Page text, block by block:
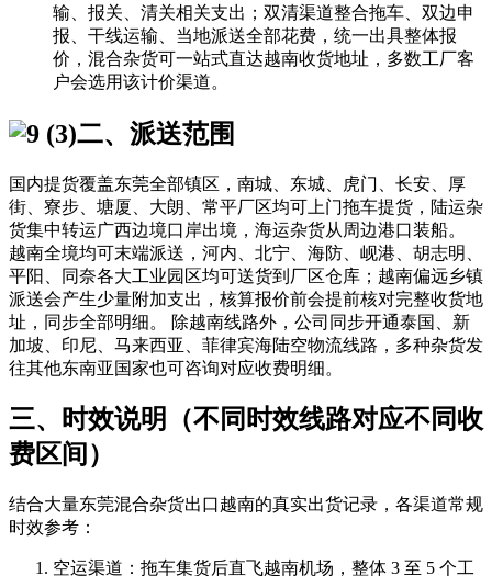
输、报关、清关相关支出；双清渠道整合拖车、双边申
报、干线运输、当地派送全部花费，统一出具整体报
价，混合杂货可一站式直达越南收货地址，多数工厂客
户会选用该计价渠道。
二、派送范围
国内提货覆盖东莞全部镇区，南城、东城、虎门、长安、厚
街、寮步、塘厦、大朗、常平厂区均可上门拖车提货，陆运杂
货集中转运广西边境口岸出境，海运杂货从周边港口装船。
越南全境均可末端派送，河内、北宁、海防、岘港、胡志明、
平阳、同奈各大工业园区均可送货到厂区仓库；越南偏远乡镇
派送会产生少量附加支出，核算报价前会提前核对完整收货地
址，同步全部明细。 除越南线路外，公司同步开通泰国、新
加坡、印尼、马来西亚、菲律宾海陆空物流线路，多种杂货发
往其他东南亚国家也可咨询对应收费明细。
三、时效说明（不同时效线路对应不同收
费区间）
结合大量东莞混合杂货出口越南的真实出货记录，各渠道常规
时效参考：
空运渠道：拖车集货后直飞越南机场，整体 3 至 5 个工